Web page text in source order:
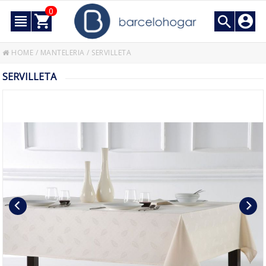
0
HOME / MANTELERIA / SERVILLETA
SERVILLETA